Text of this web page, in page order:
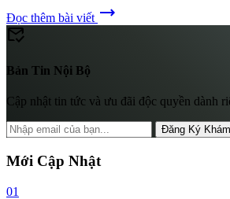
Đọc thêm bài viết trending_flat
mark_email_read
Bản Tin Nội Bộ
Cập nhật tin tức và ưu đãi độc quyền dành
Đăng Ký
Mới Cập Nhật
01